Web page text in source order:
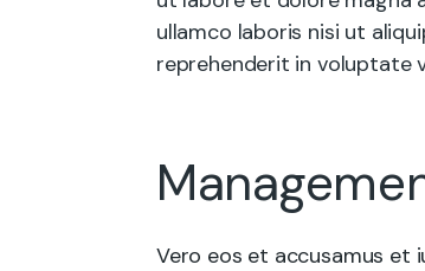
ullamco laboris nisi ut
reprehenderit in voluptate
Vero eos et accusamus et